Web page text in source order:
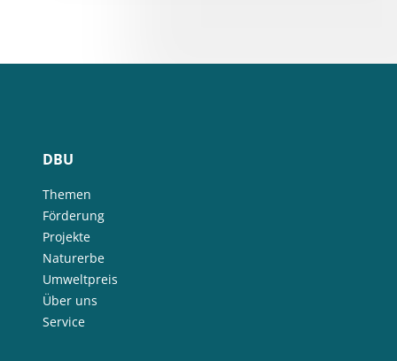
DBU
Themen
Förderung
Projekte
Naturerbe
Umweltpreis
Über uns
Service